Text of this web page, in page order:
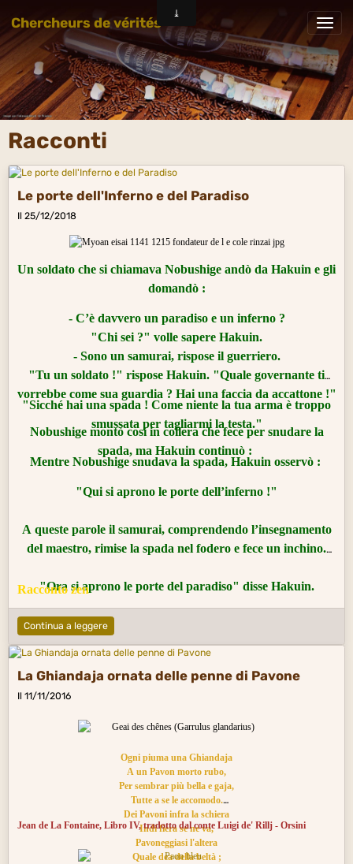
Chercheurs de vérités
Racconti
Le porte dell'Inferno e del Paradiso
Il 25/12/2018
Un soldato che si chiamava Nobushige andò da Hakuin e gli
domandò :
- C’è davvero un paradiso e un inferno ?
"Chi sei ?" volle sapere Hakuin.
- Sono un samurai, rispose il guerriero.
"Tu un soldato !" rispose Hakuin. "Quale governante ti
vorrebbe come sua guardia ? Hai una faccia da accattone !"
Nobushige montò così in collera che fece per snudare la
spada, ma Hakuin continuò :
"Sicché hai una spada ! Come niente la tua arma è troppo
smussata per tagliarmi la testa."
Mentre Nobushige snudava la spada, Hakuin osservò :
"Qui si aprono le porte dell’inferno !"
A queste parole il samurai, comprendendo l’insegnamento
del maestro, rimise la spada nel fodero e fece un inchino.
"Ora si aprono le porte del paradiso" disse Hakuin.
Racconto zen
Continua a leggere
La Ghiandaja ornata delle penne di Pavone
Il 11/11/2016
Ogni piuma una Ghiandaja
A un Pavon morto rubo,
Per sembrar più bella e gaja,
Tutte a se le accomodo.
Dei Pavoni infra la schiera
Indi fiera se ne va,
Pavoneggiasi l'altera
Quale dea della beltà ;
Jean de La Fontaine, Libro IV, tradotto dal conte Luigi de' Rillj - Orsini